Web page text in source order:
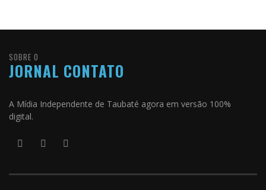
SOBRE O
JORNAL CONTATO
A Mídia Independente de Taubaté agora em versão 100%
digital.